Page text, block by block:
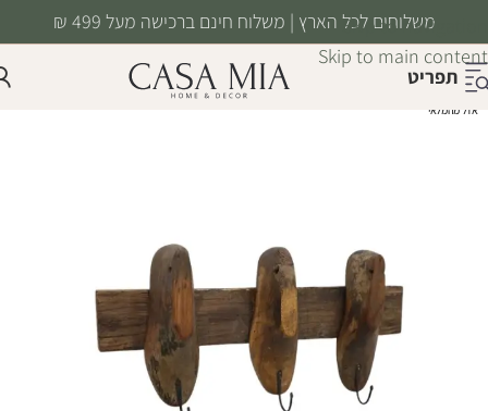
Skip to navigation
Skip to main content
משלוחים לכל הארץ | משלוח חינם ברכישה מעל 499 ₪
תפריט
אזל מהמלאי